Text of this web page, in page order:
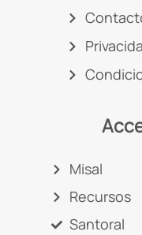
Misal
Recursos
Santoral